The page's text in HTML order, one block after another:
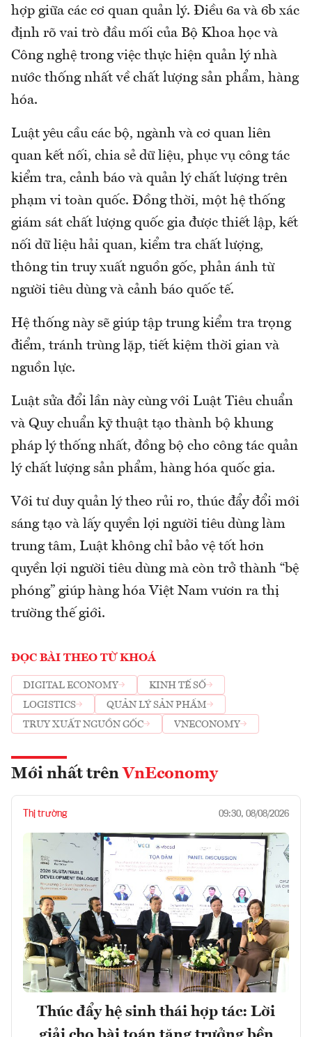
hợp giữa các cơ quan quản lý. Điều 6a và 6b xác
định rõ vai trò đầu mối của Bộ Khoa học và
Công nghệ trong việc thực hiện quản lý nhà
nước thống nhất về chất lượng sản phẩm, hàng
hóa.
Luật yêu cầu các bộ, ngành và cơ quan liên
quan kết nối, chia sẻ dữ liệu, phục vụ công tác
kiểm tra, cảnh báo và quản lý chất lượng trên
phạm vi toàn quốc. Đồng thời, một hệ thống
giám sát chất lượng quốc gia được thiết lập, kết
nối dữ liệu hải quan, kiểm tra chất lượng,
thông tin truy xuất nguồn gốc, phản ánh từ
người tiêu dùng và cảnh báo quốc tế.
Hệ thống này sẽ giúp tập trung kiểm tra trọng
điểm, tránh trùng lặp, tiết kiệm thời gian và
nguồn lực.
Luật sửa đổi lần này cùng với Luật Tiêu chuẩn
và Quy chuẩn kỹ thuật tạo thành bộ khung
pháp lý thống nhất, đồng bộ cho công tác quản
lý chất lượng sản phẩm, hàng hóa quốc gia.
Với tư duy quản lý theo rủi ro, thúc đẩy đổi mới
sáng tạo và lấy quyền lợi người tiêu dùng làm
trung tâm, Luật không chỉ bảo vệ tốt hơn
quyền lợi người tiêu dùng mà còn trở thành “bệ
phóng” giúp hàng hóa Việt Nam vươn ra thị
trường thế giới.
ĐỌC BÀI THEO TỪ KHOÁ
DIGITAL ECONOMY
KINH TẾ SỐ
LOGISTICS
QUẢN LÝ SẢN PHẨM
TRUY XUẤT NGUỒN GỐC
VNECONOMY
Mới nhất trên VnEconomy
Thị trường 09:30, 08/08/2026
Thúc đẩy hệ sinh thái hợp tác: Lời